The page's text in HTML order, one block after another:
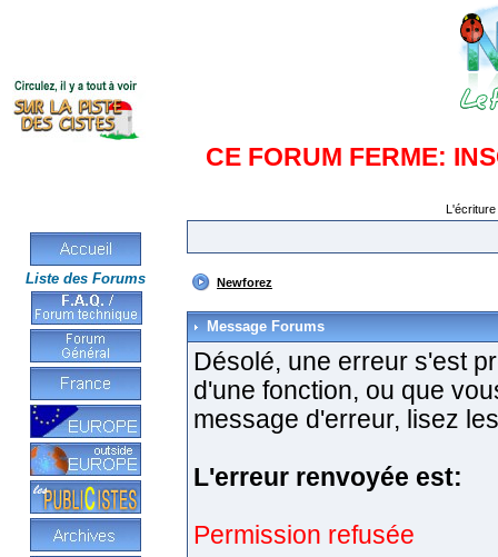
CE FORUM FERME:
Liste des Forums Newforez
Message Forums
Désolé, une erreur s'est
d'une fonction, ou que
message d'erreur, lisez
L'erreur renvoyée est:
Permission refusée